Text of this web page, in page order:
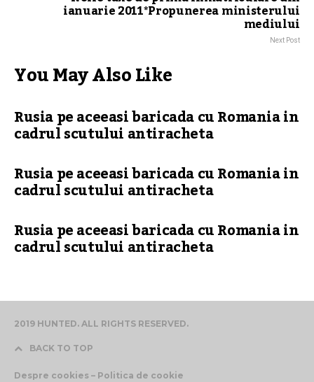
ianuarie 2011*Propunerea ministerului
mediului
Next Post
You May Also Like
Rusia pe aceeasi baricada cu Romania in
cadrul scutului antiracheta
Rusia pe aceeasi baricada cu Romania in
cadrul scutului antiracheta
Rusia pe aceeasi baricada cu Romania in
cadrul scutului antiracheta
2019 HUNTED. ALL RIGHTS RESERVED.
BACK TO TOP
Despre cookies – Politica de cookie